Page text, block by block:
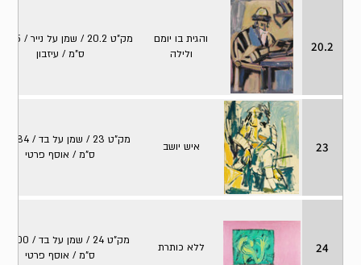
20.2
והגית בו יומם
ולילה
ס"מ / עיזבון
23 איש יושב
ס"מ / אוסף פרטי
24 ללא כותרת
ס"מ / אוסף פרטי